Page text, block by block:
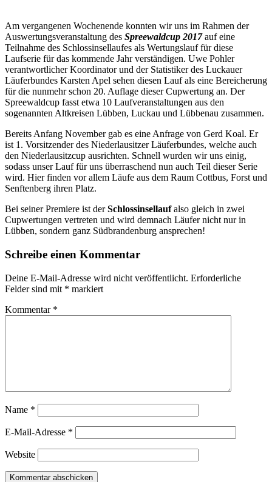
Am vergangenen Wochenende konnten wir uns im Rahmen der
Auswertungsveranstaltung des Spreewaldcup 2017auf eine
Teilnahme des Schlossinsellaufes als Wertungslauf für diese
Laufserie für das kommende Jahr verständigen. Uwe Pohler
verantwortlicher Koordinator und der Statistiker des Luckauer
Läuferbundes Karsten Apel sehen diesen Lauf als eine Bereicherung
für die nunmehr schon 20. Auflage dieser Cupwertung an. Der
Spreewaldcup fasst etwa 10 Laufveranstaltungen aus den
sogenannten Altkreisen Lübben, Luckau und Lübbenau zusammen.
Bereits Anfang November gab es eine Anfrage von Gerd Koal. Er
ist 1. Vorsitzender des Niederlausitzer Läuferbundes, welche auch
den Niederlausitzcup ausrichten. Schnell wurden wir uns einig,
sodass unser Lauf für uns überraschend nun auch Teil dieser Serie
wird. Hier finden vor allem Läufe aus dem Raum Cottbus, Forst und
Senftenberg ihren Platz.
Bei seiner Premiere ist derSchlossinsellaufalso gleich in zwei
Cupwertungen vertreten und wird demnach Läufer nicht nur in
Lübben, sondern ganz Südbrandenburg ansprechen!
Schreibe einen Kommentar
Deine E-Mail-Adresse wird nicht veröffentlicht. Erforderliche
Felder sind mit * markiert
Kommentar *
Name *
E-Mail-Adresse *
Website